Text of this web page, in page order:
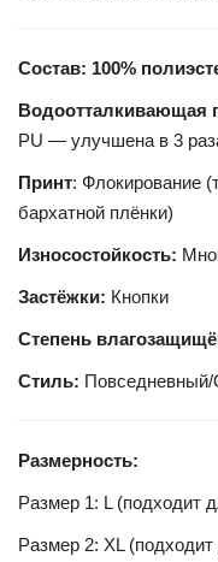
Состав: 100%
Водоотталкивающая
PU — улучшена в 3
Принт: Флокирование
бархатной плёнки)
Износостойкость:
Застёжки: Кнопки
Степень
Стиль: Повседневный/
Размерность:
Размер 1: L (подходит
Размер 2: XL